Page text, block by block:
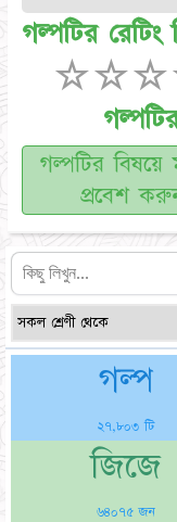
গল্পটির রেটিং
☆
☆
☆
গল্পটির
প্রবেশ
গল্প
২৭,৮০৩ টি
জিজে
৬৪০৭৫ জন